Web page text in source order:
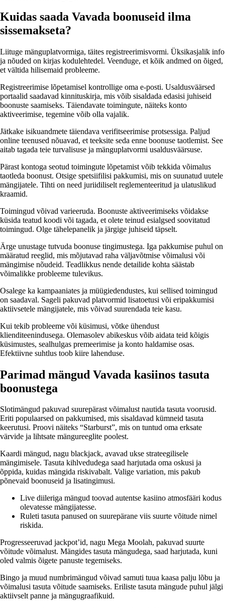
Kuidas saada Vavada boonuseid ilma
sissemakseta?
Liituge mänguplatvormiga, täites registreerimisvormi. Üksikasjalik info
ja nõuded on kirjas kodulehtedel. Veenduge, et kõik andmed on õiged,
et vältida hilisemaid probleeme.
Registreerimise lõpetamisel kontrollige oma e-posti. Usaldusväärsed
portaalid saadavad kinnituskirja, mis võib sisaldada edasisi juhiseid
boonuste saamiseks. Täiendavate toimingute, näiteks konto
aktiveerimise, tegemine võib olla vajalik.
Jätkake isikuandmete täiendava verifitseerimise protsessiga. Paljud
online teenused nõuavad, et teeksite seda enne boonuse taotlemist. See
aitab tagada teie turvalisuse ja mänguplatvormi usaldusväärsuse.
Pärast kontoga seotud toimingute lõpetamist võib tekkida võimalus
taotleda boonust. Otsige spetsiifilisi pakkumisi, mis on suunatud uutele
mängijatele. Tihti on need juriidiliselt reglementeeritud ja ulatuslikud
kraamid.
Toimingud võivad varieeruda. Boonuste aktiveerimiseks võidakse
küsida teatud koodi või tagada, et olete teinud esialgsed soovitatud
toimingud. Olge tähelepanelik ja järgige juhiseid täpselt.
Ärge unustage tutvuda boonuse tingimustega. Iga pakkumise puhul on
määratud reeglid, mis mõjutavad raha väljavõtmise võimalusi või
mängimise nõudeid. Teadlikkus nende detailide kohta säästab
võimalikke probleeme tulevikus.
Osalege ka kampaaniates ja müügiedendustes, kui sellised toimingud
on saadaval. Sageli pakuvad platvormid lisatoetusi või eripakkumisi
aktiivsetele mängijatele, mis võivad suurendada teie kasu.
Kui tekib probleeme või küsimusi, võtke ühendust
klienditeenindusega. Olemasolev abikeskus võib aidata teid kõigis
küsimustes, sealhulgas premeerimise ja konto haldamise osas.
Efektiivne suhtlus toob kiire lahenduse.
Parimad mängud Vavada kasiinos tasuta
boonustega
Slotimängud pakuvad suurepärast võimalust nautida tasuta voorusid.
Eriti populaarsed on pakkumised, mis sisaldavad kümneid tasuta
keerutusi. Proovi näiteks “Starburst”, mis on tuntud oma erksate
värvide ja lihtsate mängureeglite poolest.
Kaardi mängud, nagu blackjack, avavad ukse strateegilisele
mängimisele. Tasuta kihlvedudega saad harjutada oma oskusi ja
õppida, kuidas mängida riskivabalt. Valige variation, mis pakub
põnevaid boonuseid ja lisatingimusi.
Live diileriga mängud toovad autentse kasiino atmosfääri kodus
olevatesse mängijatesse.
Ruleti tasuta panused on suurepärane viis suurte võitude nimel
riskida.
Progresseeruvad jackpot’id, nagu Mega Moolah, pakuvad suurte
võitude võimalust. Mängides tasuta mängudega, saad harjutada, kuni
oled valmis õigete panuste tegemiseks.
Bingo ja muud numbrimängud võivad samuti tuua kaasa palju lõbu ja
võimalusi tasuta võitude saamiseks. Eriliste tasuta mängude puhul jälgi
aktiivselt panne ja mängugraafikuid.